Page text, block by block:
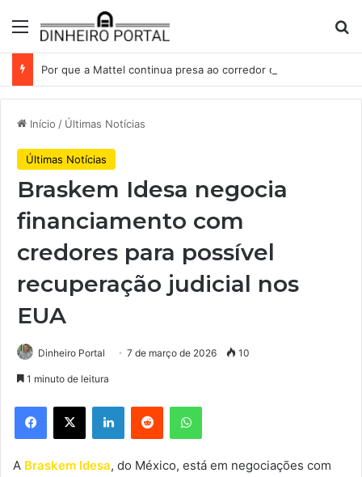
Menu
Início / Últimas Notícias
Últimas Notícias
Braskem Idesa negocia
financiamento com
credores para possível
recuperação judicial nos
EUA
Dinheiro Portal 7 de março de 2026 10
1 minuto de leitura
Facebook
X LinkedinReddit WhatsApp
A Braskem Idesa, do México, está em negociações com